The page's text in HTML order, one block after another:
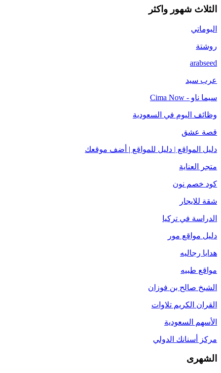
الثلاث شهور واكثر
البوماتي
روشتة
arabseed
عرب سيد
سيما ناو - Cima Now
وظائف اليوم في السعودية
قصة عشق
دليل المواقع | دليل للمواقع | أضف موقعك
متجر العناية
كود خصم نون
شقة للايجار
الدراسة في تركيا
دليل مواقع مور
هدايا رجاليه
مواقع طبيه
الشيخ صالح بن فوزان
القران الكريم تلاوات
الأسهم السعودية
مركز أسنانك الدولي
الشهرى